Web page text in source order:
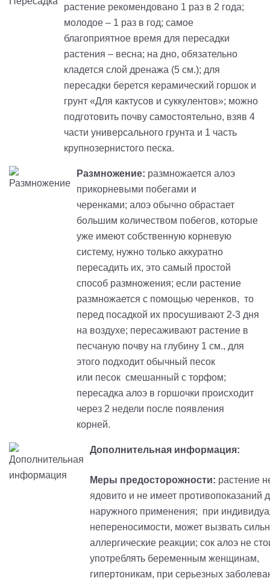
растение рекомендовано 1 раз в 2 года;
молодое – 1 раз в год; самое
благоприятное время для пересадки
растения – весна; на дно, обязательно
кладется слой дренажа (5 см.); для
пересадки берется керамический горшок и
грунт «Для кактусов и суккулентов»; можно
подготовить почву самостоятельно, взяв 4
части универсального грунта и 1 часть
крупнозернистого песка.
Размножение: размножается алоэ
прикорневыми побегами и
черенками; алоэ обычно обрастает
большим количеством побегов, которые
уже имеют собственную корневую
систему, нужно только аккуратно
пересадить их, это самый простой
способ размножения; если растение
размножается с помощью черенков, то
перед посадкой их просушивают 2-3 дня
на воздухе; пересаживают растение в
песчаную почву на глубину 1 см., для
этого подходит обычный песок
или песок смешанный с торфом;
пересадка алоэ в горшочки происходит
через 2 недели после появления
корней.
Дополнительная информация:
Меры предосторожности: растение
ядовито и не имеет противопоказаний
наружного применения; при
непереносимости, может вызвать
аллергические реакции; сок алоэ не
употреблять беременным женщинам,
гипертоникам, при серьезных